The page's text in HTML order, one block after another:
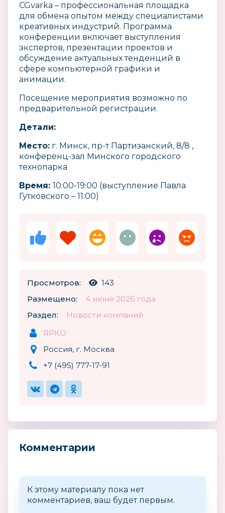
CGvarka – профессиональная площадка
для обмена опытом между специалистами
креативных индустрий. Программа
конференции включает выступления
экспертов, презентации проектов и
обсуждение актуальных тенденций в
сфере компьютерной графики и
анимации.
Посещение мероприятия возможно по
предварительной регистрации.
Детали:
Место: г. Минск, пр-т Партизанский, 8/8 ,
конференц-зал Минского городского
технопарка
Время: 10:00-19:00 (выступление Павла
Гутковского – 11:00)
Просмотров:
143
Размещено:
4 июня 2026 года
Раздел:
Новости компаний
ЯРКО
Россия, г. Москва
+7 (495) 777-17-91
Комментарии
К этому материалу пока нет
комментариев, ваш будет первым.